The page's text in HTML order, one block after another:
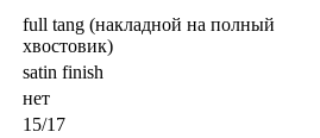
full tang (накладной на полный
хвостовик)
satin finish
нет
15/17